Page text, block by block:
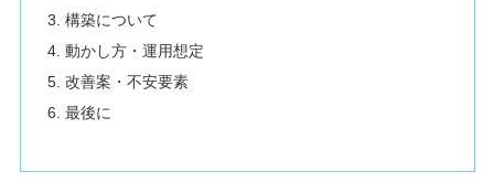
構築について
動かし方・運用想定
改善案・不安要素
最後に